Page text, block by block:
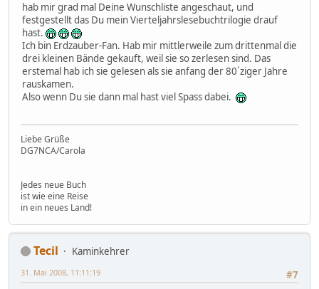
hab mir grad mal Deine Wunschliste angeschaut, und
festgestellt das Du mein Vierteljahrslesebuchtrilogie drauf
hast.
Ich bin Erdzauber-Fan. Hab mir mittlerweile zum drittenmal die
drei kleinen Bände gekauft, weil sie so zerlesen sind. Das
erstemal hab ich sie gelesen als sie anfang der 80´ziger Jahre
rauskamen.
Also wenn Du sie dann mal hast viel Spass dabei.
Liebe Grüße
DG7NCA/Carola
Jedes neue Buch
ist wie eine Reise
in ein neues Land!
Tecil
Kaminkehrer
#7
31. Mai 2008, 11:11:19